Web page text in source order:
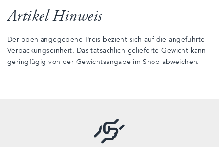
Artikel Hinweis
Der oben angegebene Preis bezieht sich auf die angeführte
Verpackungseinheit. Das tatsächlich gelieferte Gewicht kann
geringfügig von der Gewichtsangabe im Shop abweichen.